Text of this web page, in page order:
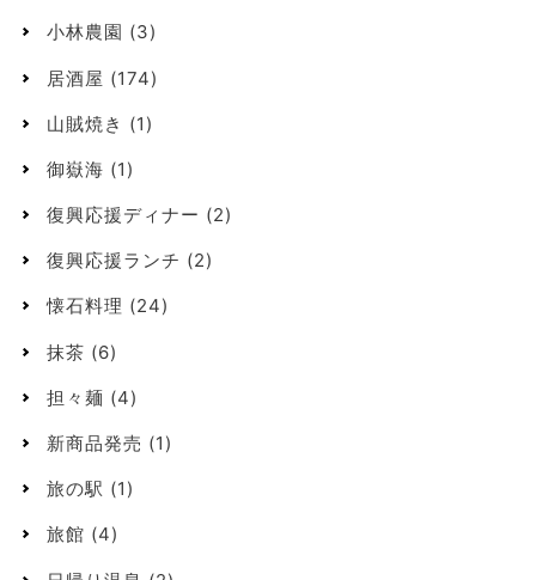
小林農園 (3)
居酒屋 (174)
山賊焼き (1)
御嶽海 (1)
復興応援ディナー (2)
復興応援ランチ (2)
懐石料理 (24)
抹茶 (6)
担々麺 (4)
新商品発売 (1)
旅の駅 (1)
旅館 (4)